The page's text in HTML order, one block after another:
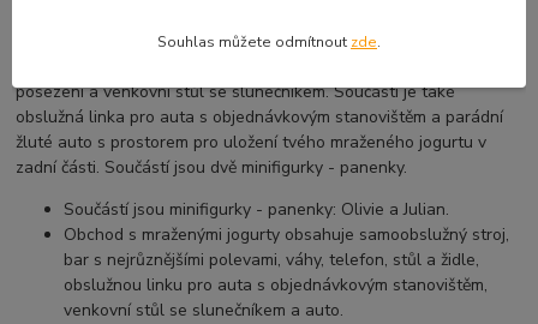
obsahuje stroj na mražené jogurty s funkcí samoobsluhy, bar s
posezení a venkovní stůl se slunečníkem. Součástí je také
obslužná linka pro auta s objednávkovým stanovištěm a parádní
žluté auto s prostorem pro uložení tvého mraženého jogurtu v
zadní části. Součástí jsou dvě minifigurky - panenky.
Součástí jsou minifigurky - panenky: Olivie a Julian.
Obchod s mraženými jogurty obsahuje samoobslužný stroj,
bar s nejrůznějšími polevami, váhy, telefon, stůl a židle,
obslužnou linku pro auta s objednávkovým stanovištěm,
venkovní stůl se slunečníkem a auto.
Souhlas můžete odmítnout zde.